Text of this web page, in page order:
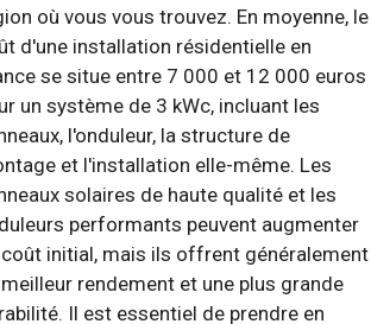
où vous vous trouvez. En moyenne, le
d'une installation résidentielle en
se situe entre 7 000 et 12 000 euros
un système de 3 kWc, incluant les
l'onduleur, la structure de
et l'installation elle-même. Les
solaires de haute qualité et les
performants peuvent augmenter
initial, mais ils offrent généralement
rendement et une plus grande
Il est essentiel de prendre en